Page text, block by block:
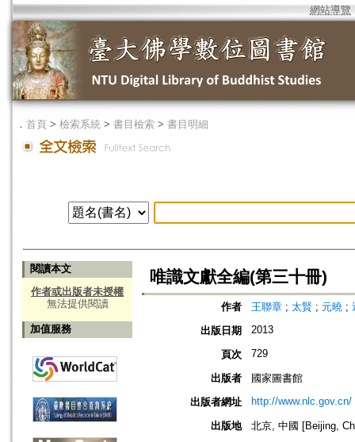
網站導覽
． 首頁 > 檢索系統 > 書目檢索 > 書目明細
閱讀本文
作者或出版者未授權
無法提供閱讀
加值服務
唯識文獻全編(第三十冊)
作者 王聯章 ; 太賢 ; 元曉 ;
出版日期
2013
頁次 729
出版者
國家圖書館
出版者網址
http://www.nlc.gov.cn/
出版地
北京, 中國 [Beijing,